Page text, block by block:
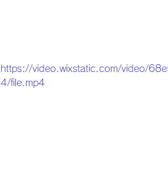
https://video.wixstatic.com/video/
4/file.mp4